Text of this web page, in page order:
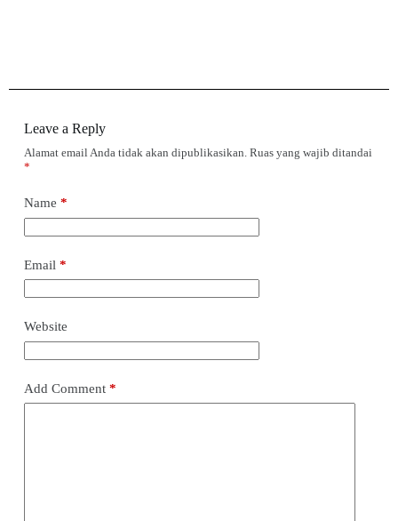
Leave a Reply
Alamat email Anda tidak akan dipublikasikan. Ruas yang wajib ditandai
*
Name *
Email *
Website
Add Comment*